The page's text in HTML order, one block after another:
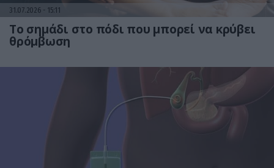
31.07.2026 15:11
Το σημάδι στο πόδι που μπορεί να κρύβει
θρόμβωση